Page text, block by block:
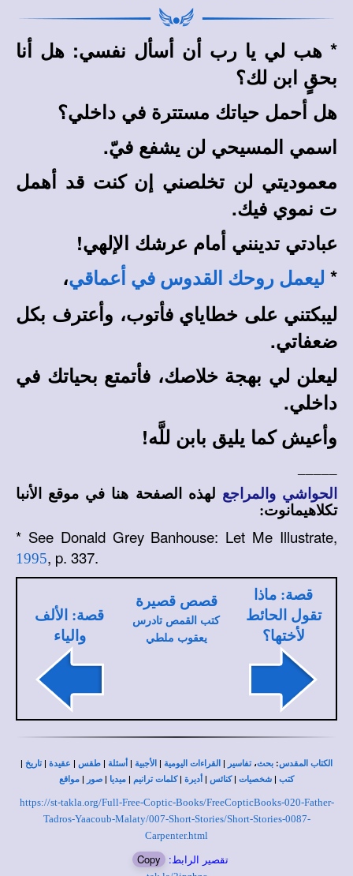
* هب لي يا رب أن أسأل نفسي: هل أنا
بحقٍ ابن لك؟
هل أحمل حياتك مستترة في داخلي؟
اسمي المسيحي لن يشفع فيّ.
معموديتي لن تخلصني إن كنت قد أهمل
ت نموي فيك.
عبادتي تدينني أمام عرشك الإلهي!
* ليعمل روحك القدوس في أعماقي،
ليبكتني على خطاياي فأتوب، وأعترف بكل
ضعفاتي.
ليعلن لي بهجة خلاصك، فأتمتع بحياتك في
داخلي.
وأعيش كما يليق بابن للَّه!
الحواشي والمراجع لهذه الصفحة هنا في موقع الأنبا
تكلاهيمانوت:
* See Donald Grey Banhouse: Let Me Illustrate,
1995, p. 337.
قصة: ماذا
تقول الحائط
لأختها؟
قصص قصيرة
كتب القمص تادرس
يعقوب ملطي
قصة: الألف
والياء
الكتاب المقدس: بحث،تفاسير | القراءات اليومية | الأجبية | أسئلة | طقس | عقيدة |تاريخ |
كتب | شخصيات |كنائس | أديرة |كلمات ترانيم | ميديا | صور | مواقع
https://st-takla.org/Full-Free-Coptic-Books/FreeCopticBooks-020-Father-
Tadros-Yaacoub-Malaty/007-Short-Stories/Short-Stories-0087-
Carpenter.html
تقصير الرابط: Copy